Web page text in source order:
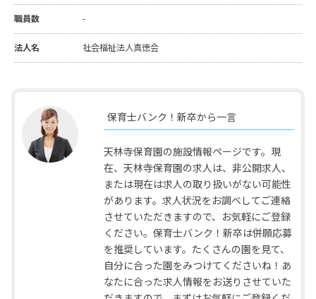
職員数 -
法人名 社会福祉法人真徳会
保育士バンク！新卒から一言
天林寺保育園の施設情報ページです。現
在、天林寺保育園の求人は、非公開求人、
または現在は求人の取り扱いがない可能性
があります。求人状況をお調べしてご連絡
させていただきますので、お気軽にご登録
ください。保育士バンク！新卒は併願応募
を推奨しています。たくさんの園を見て、
自分に合った園をみつけてくださいね！あ
なたに合った求人情報をお送りさせていた